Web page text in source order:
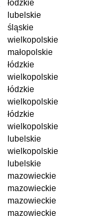
łódzkie
lubelskie
śląskie
wielkopolskie
małopolskie
łódzkie
wielkopolskie
łódzkie
wielkopolskie
łódzkie
wielkopolskie
lubelskie
wielkopolskie
lubelskie
mazowieckie
mazowieckie
mazowieckie
mazowieckie